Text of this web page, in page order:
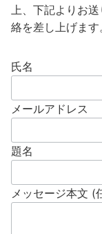
上、下記よりお
絡を差し上げます
氏名
メールアドレス
題名
メッセージ本文 (